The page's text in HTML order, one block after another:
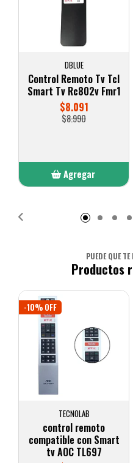
DBLUE
Control Remoto Tv Tcl
Smart Tv Rc802v Fmr1
$8.091
$8.990
Agregar
PUEDE QUE TE
Productos
-10% OFF
TECNOLAB
control remoto
compatible con Smart
tv AOC TL697